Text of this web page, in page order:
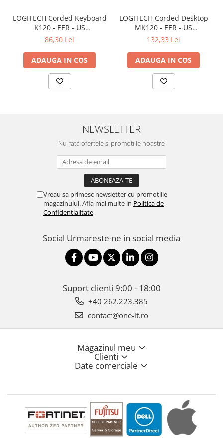
Multiboard & Accessorii
Multimedia
Foto & Video
Cloud si Aplicatii SaaS
LOGITECH Corded Keyboard
K120 - EER - US
International layout
86,30 Lei
ADAUGA IN COS
LOGITECH Corded Desktop
MK120 - EER - US
International layout
132,33 Lei
ADAUGA IN COS
NEWSLETTER
Nu rata ofertele si promotiile noastre
Vreau sa primesc newsletter cu promotiile
magazinului. Afla mai multe in Politica de
Confidentialitate
Social Urmareste-ne in social media
Suport clienti 9:00 - 18:00
+40 262.223.385
contact@one-it.ro
Magazinul meu
Clienti
Date comerciale